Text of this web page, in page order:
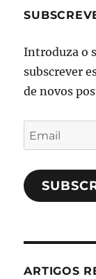
Introduza o
subscrever
de novos
Email
ARTIGOS